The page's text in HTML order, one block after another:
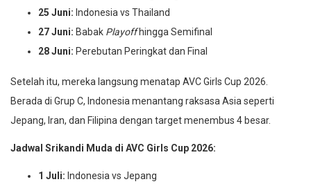
25 Juni: Indonesia vs Thailand
27 Juni: Babak Playoffhingga Semifinal
28 Juni: Perebutan Peringkat dan Final
Setelah itu, mereka langsung menatap AVC Girls Cup 2026.
Berada di Grup C, Indonesia menantang raksasa Asia seperti
Jepang, Iran, dan Filipina dengan target menembus 4 besar.
Jadwal Srikandi Muda di AVC Girls Cup 2026:
1 Juli: Indonesia vs Jepang